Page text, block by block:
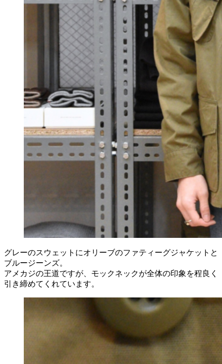
グレーのスウェットにオリーブのファティーグジャケットと
ブルージーンズ。
アメカジの王道ですが、モックネックが全体の印象を程良く
引き締めてくれています。